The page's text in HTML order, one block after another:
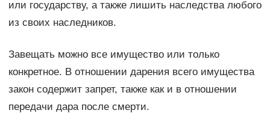
или государству, а также лишить наследства любого
из своих наследников.
Завещать можно все имущество или только
конкретное. В отношении дарения всего имущества
закон содержит запрет, также как и в отношении
передачи дара после смерти.